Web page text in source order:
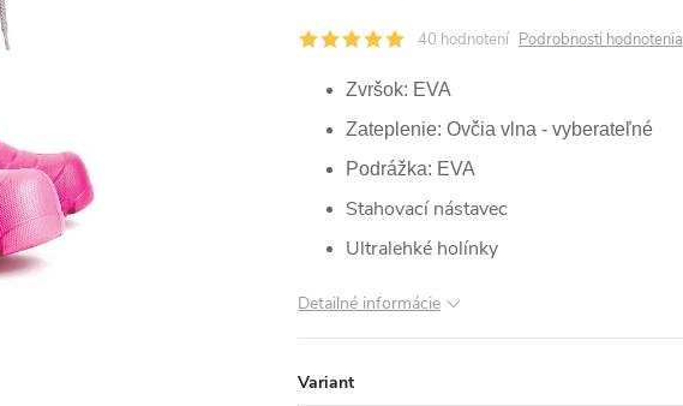
40 hodnotení Podrobnosti hodnotenia
Zvršok: EVA
Zateplenie: Ovčia vlna - vyberateľné
Podrážka: EVA
Stahovací nástavec
Ultralehké holínky
Detailné informácie
Variant